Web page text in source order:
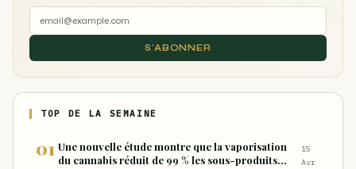
S'ABONNER
TOP DE LA SEMAINE
Une nouvelle étude montre que la vaporisation
du cannabis réduit de 99 % les sous-produits
15
Avr